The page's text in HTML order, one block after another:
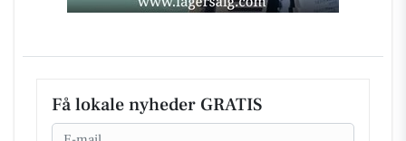
Få lokale nyheder GRATIS
Email